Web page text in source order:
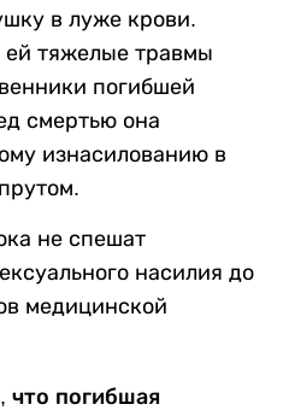
в луже крови.
тяжелые травмы
погибшей
смертью она
изнасилованию в
не спешат
насилия до
медицинской
что погибшая